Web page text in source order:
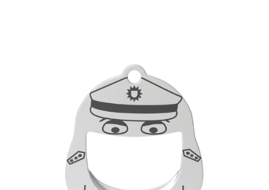
Flaschenöffner Fred Police | ab 100 Stück
Flaschenöffner Fred Police | ab
100 Stück
W1041
Alle Preise inkl. 19% MwSt. zzgl. Versandkosten